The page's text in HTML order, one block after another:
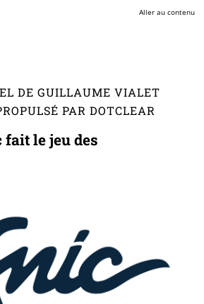
Aller au contenu
DE GUILLAUME VIALET
PAR DOTCLEAR
le jeu des